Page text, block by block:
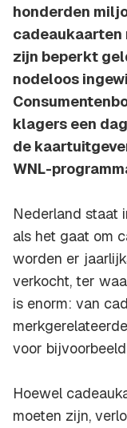
honderden
cadeaukaarten
zijn beperkt
nodeloos
klagers een
de
WNL-
Nederland staat
als het gaat om
worden er
verkocht, ter
is enorm: van
voor
Hoewel
moeten zijn,